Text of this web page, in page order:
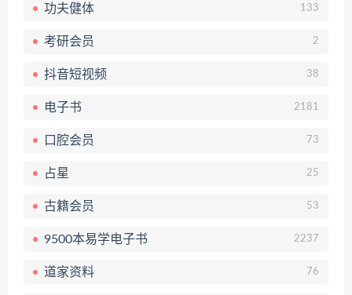
功夫健体 133
考研会员 2
抖音短视频 38
电子书 2181
口腔会员 73
占星 25
古籍会员 53
9500本易学电子书 2237
道家资料 76